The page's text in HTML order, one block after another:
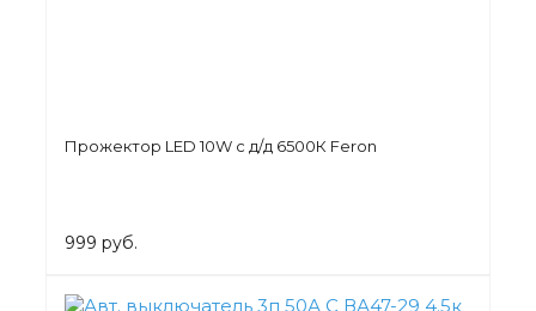
Прожектор LED 10W c д/д 6500К Feron
999 руб.